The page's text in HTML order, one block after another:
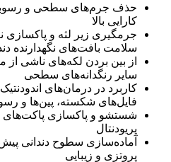
حذف جرم‌های سطحی و
کارایی بالا
جرمگیری زیر لثه و پاکسازی
سلامت بافت‌های نگهدارنده
از بین بردن لکه‌های ناشی
سایر رنگدانه‌های سطحی
کاربرد در درمان‌های
فایل‌های شکسته، پین‌ها و
شستشو و پاکسازی پاکت‌های
پریودنتال
آماده‌سازی سطوح دندانی
پروتزی و زیبایی